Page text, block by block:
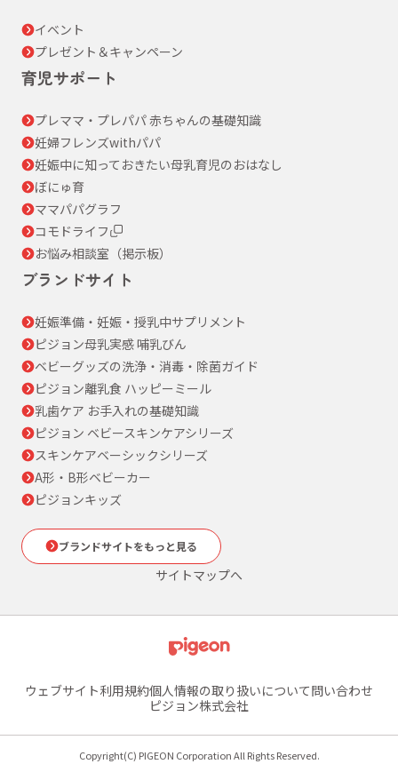
イベント
プレゼント＆キャンペーン
育児サポート
プレママ・プレパパ 赤ちゃんの基礎知識
妊婦フレンズwithパパ
妊娠中に知っておきたい母乳育児のおはなし
ぼにゅ育
ママパパグラフ
コモドライフ
お悩み相談室（掲示板）
ブランドサイト
妊娠準備・妊娠・授乳中サプリメント
ピジョン母乳実感 哺乳びん
ベビーグッズの洗浄・消毒・除菌ガイド
ピジョン離乳食 ハッピーミール
乳歯ケア お手入れの基礎知識
ピジョン ベビースキンケアシリーズ
スキンケアベーシックシリーズ
A形・B形ベビーカー
ピジョンキッズ
ブランドサイトをもっと見る
サイトマップへ
ウェブサイト利用規約個人情報の取り扱いについて問い合わせ
ピジョン株式会社
Copyright(C) PIGEON Corporation All Rights Reserved.